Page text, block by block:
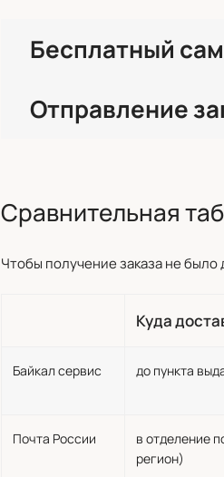
Бесплатный
Отправление
Сравнительная
Чтобы получение заказа не
Куда
Байкал сервис до пункта
Почта России
в отделение
регион)